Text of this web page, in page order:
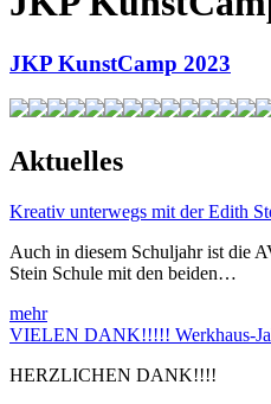
JKP KunstCamp 2023
Aktuelles
Kreativ unterwegs mit der Edith
Auch in diesem Schuljahr ist die
Stein Schule mit den beiden…
mehr
VIELEN DANK!!!!! Werkhaus-
HERZLICHEN DANK!!!!